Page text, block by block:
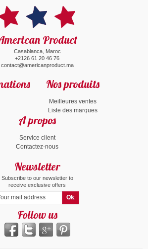
Product
Casablanca, Maroc
+2126 61 20 46 76
contact@americanproduct.ma
Nos produits
Meilleures ventes
Liste des marques
A propos
Service client
Contactez-nous
Newsletter
Subscribe to our newsletter to
receive exclusive offers
Follow us